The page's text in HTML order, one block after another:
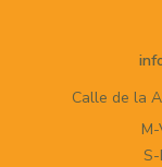
Calle de la